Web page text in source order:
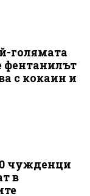
голямата
фентанилът
с кокаин и
чужденци
в